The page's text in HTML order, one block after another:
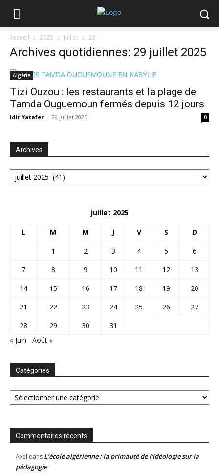
Accueil 2025 juillet 29
Archives quotidiennes: 29 juillet 2025
Algérie
Tizi Ouzou : les restaurants et la plage de
Tamda Ouguemoun fermés depuis 12 jours
Idir Yatafen - 29 juillet 2025 0
Archives
Archives
juillet 2025
L M M J V S D
1 2 3 4 5
6
7
8 9 10 11 12
13
14
15 16 17 18 19
20
21
22 23 24 25 26
27
28
29 30
31
« Juin
Août »
Catégories
Catégories
Commentaires récents
Axel dans L’école algérienne : la primauté de l’idéologie sur la
pédagogie